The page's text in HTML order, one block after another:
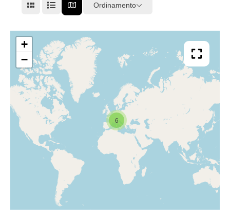
Ordinamento
6
+
−